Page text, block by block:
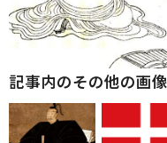
記事内のその他の画像